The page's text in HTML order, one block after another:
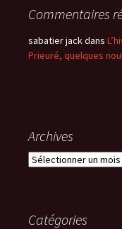
Commentaires
sabatier jack dans
Prieuré, quelques
Archives
Archives
Catégories